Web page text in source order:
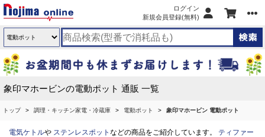
ログイン
新規会員登録(無料)
象印マホービンの電動ポット 通販 一覧
トップ 調理・キッチン家電・冷蔵庫 電動ポット 象印マホービン 電動ポット
電気ケトルや ステンレスポット などの商品をご紹介しています。 ティファー